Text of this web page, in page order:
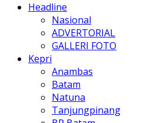
Headline
Nasional
ADVERTORIAL
GALLERI FOTO
Kepri
Anambas
Batam
Natuna
Tanjungpinang